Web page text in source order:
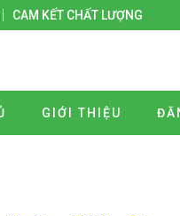
CAM KẾT CHẤT LƯỢNG
GIỚI THIỆU